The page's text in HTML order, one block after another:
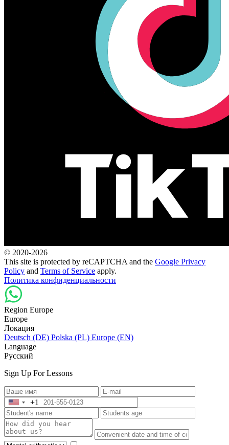
© 2020-2026
This site is protected by reCAPTCHA and the Google Privacy
Policy and Terms of Service apply.
Политика конфиденциальности
Region Europe
Europe
Локация
Deutsch (DE) Polska (PL) Europe (EN)
Language
Русский
Sign Up For Lessons
United
States
+1
+1